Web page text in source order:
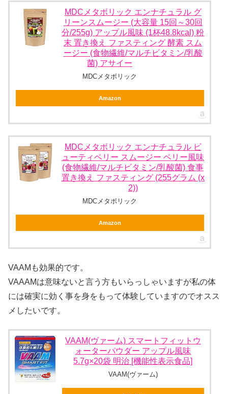
MDCメタボリック エンナチュラル グ
リーンスムージー (大容量 15回～30回
分/255g) アップル風味 (1杯48.8kcal) 粉
末 置き換え ファスティング 酵素 スム
ージー (食物繊維/マルチビタミン/乳酸
菌) アサイー
MDCメタボリック
Amazon
MDCメタボリック エンナチュラル ビ
ューティベリー スムージー ベリー風味
(食物繊維/マルチビタミン/乳酸菌) 食事
置き換え ファスティング (255グラム (x
2))
MDCメタボリック
Amazon
VAAMも効果的です。
VAAAMは意味ないと言う方もいらっしゃいますが私の体
には確実に効く事を身をもって体験していますのでオスス
メしたいです。
VAAM(ヴァーム) スマートフィットウ
ォーターパウダー アップル風味
5.7g×20袋 明治 [機能性表示食品]
VAAM(ヴァーム)